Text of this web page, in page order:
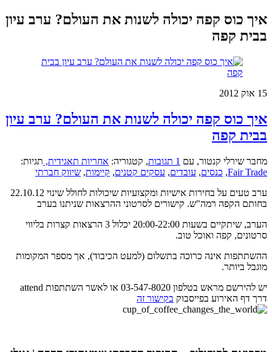
איך כוס קפה יכולה לשנות את העולם? ערב עיון
בבית קפה
15 אוק 2012
איך כוס קפה יכולה לשנות את העולם? ערב עיון
בבית קפה
מחבר שירלי קנטור, עם 1 תגובות , קטגוריה: אחריות תאגידית, תגיות:
Fair Trade
, כנסים, עובדים, עסקים קטנים, קיימות, שיווק חברתי
ערב טעים על בחירות אישיות ומקצועיות שיכולות לחולל שינוי 22.10.12
בחותם הקפה רמה"ש. קישורים לסרטוני ההרצאות שניתנו בערב
הערב, שיתקיים בשעות 20:00-22:00 יכלול 3 הרצאות קצרות בליווי
סרטונים, קפה ואוכל טוב.
ההשתתפות אינה כרוכה בתשלום (למעט הכיבוד), אך מספר המקומות
מוגבל ביותר.
יש להירשם מראש בטלפון 03-547-8020 או לאשר השתתפות attend
דרך דף האירוע בפייסבוק בקישור זה